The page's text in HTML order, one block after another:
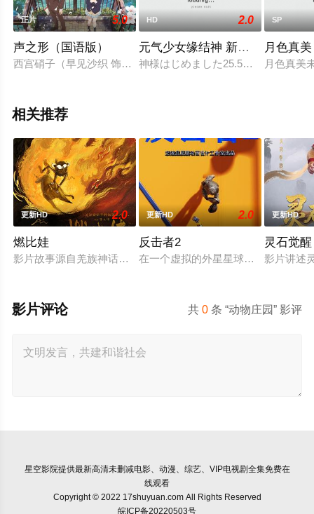
正片 5.0
声之形（国语版）
西宫硝子（早见沙织 饰）生来患有听觉障碍，要依靠助听器和
HD 2.0
元气少女缘结神 新婚篇
神様はじめました25.5巻公式ファン
SP
月色真
月色真美
相关推荐
更新HD 2.0
燃比娃
影片故事源自羌族神话，讲述了一只被人类抚养长大的猴子，
更新HD 2.0
反击者2
在一个虚拟的外星星球上，反击者是
更新HD
灵石觉醒
影片讲述
共0 条 “动物庄园” 影评
影片评论
星空影院提供最新高清未删减电影、动漫、综艺、VIP电视剧全集免费在
线观看
Copyright © 2022 17shuyuan.com All Rights Reserved
皖ICP备20220503号